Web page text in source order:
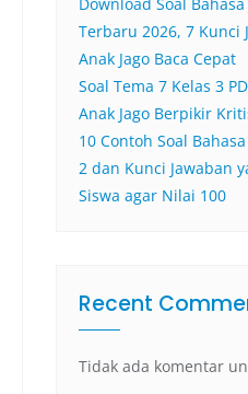
Terbaru 2026, 7 Kunci
Anak Jago Baca Cepat
Soal Tema 7 Kelas 3
Anak Jago Berpikir
10 Contoh Soal
2 dan Kunci Jawaban
Siswa agar Nilai 100
Recent
Tidak ada komentar